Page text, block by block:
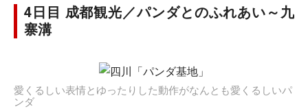
4日目 成都観光／パンダとのふれあい～九
寨溝
愛くるしい表情とゆったりした動作がなんとも愛くるしいパ
ンダ